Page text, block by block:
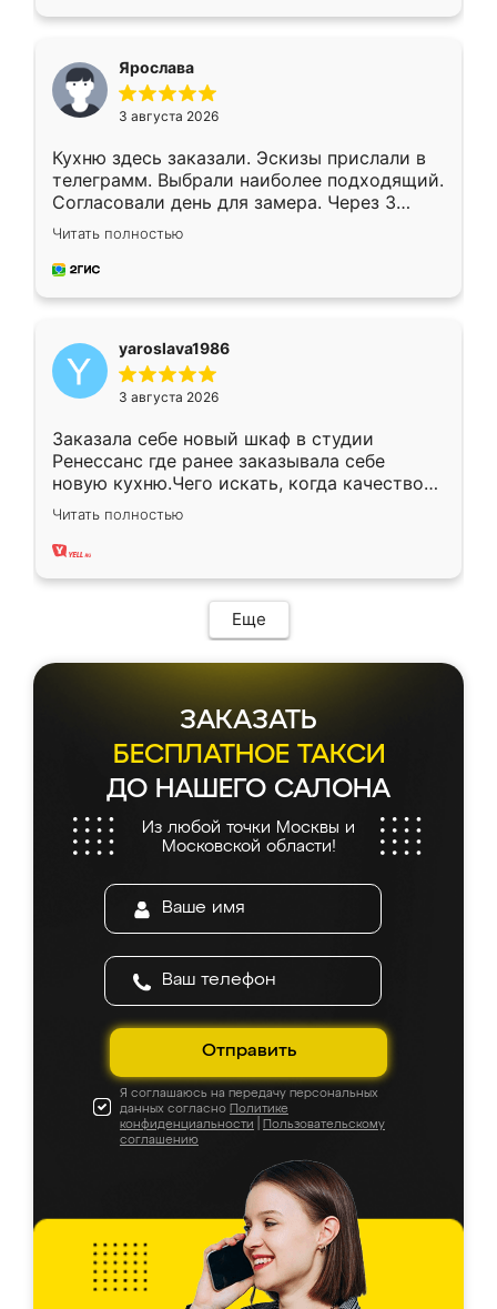
Ярослава
3 августа 2026
Кухню здесь заказали. Эскизы прислали в
телеграмм. Выбрали наиболее подходящий.
Согласовали день для замера. Через 3
недели кухня была уже готова. Остались
довольны работой. Спасибо Ренессанс
мебель за качественную работу!
Читать полностью
yaroslava1986
3 августа 2026
Заказала себе новый шкаф в студии
Ренессанс где ранее заказывала себе
новую кухню.Чего искать, когда качеством
вполне довольна. Служит кухня уже почти
два года, нареканий нет.
Читать полностью
Еще
ЗАКАЗАТЬ
БЕСПЛАТНОЕ ТАКСИ
ДО НАШЕГО САЛОНА
Из любой точки Москвы и
Московской области!
Отправить
Я соглашаюсь на передачу персональных
данных согласно Политике
конфиденциальности
Пользовательскому
соглашению